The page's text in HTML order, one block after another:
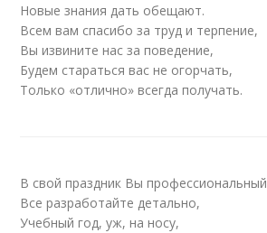
Новые знания дать обещают.
Всем вам спасибо за труд и терпение,
Вы извините нас за поведение,
Будем стараться вас не огорчать,
Только «отлично» всегда получать.
В свой праздник Вы профессиональный
Все разработайте детально,
Учебный год, уж, на носу,